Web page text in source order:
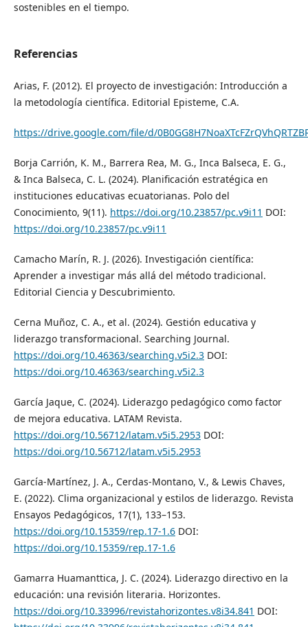
sostenibles en el tiempo.
Referencias
Arias, F. (2012). El proyecto de investigación: Introducción a
la metodología científica. Editorial Episteme, C.A.
https://drive.google.com/file/d/
Borja Carrión, K. M., Barrera Rea, M. G., Inca Balseca, E. G.,
& Inca Balseca, C. L. (2024). Planificación estratégica en
instituciones educativas ecuatorianas. Polo del
Conocimiento, 9(11). https://doi.org/10.23857/pc.v9i11 DOI:
https://doi.org/10.23857/pc.v9i11
Camacho Marín, R. J. (2026). Investigación científica:
Aprender a investigar más allá del método tradicional.
Editorial Ciencia y Descubrimiento.
Cerna Muñoz, C. A., et al. (2024). Gestión educativa y
liderazgo transformacional. Searching Journal.
https://doi.org/10.46363/searching.v5i2.3DOI:
https://doi.org/10.46363/searching.v5i2.3
García Jaque, C. (2024). Liderazgo pedagógico como factor
de mejora educativa. LATAM Revista.
https://doi.org/10.56712/latam.v5i5.2953DOI:
https://doi.org/10.56712/latam.v5i5.2953
García-Martínez, J. A., Cerdas-Montano, V., & Lewis Chaves,
E. (2022). Clima organizacional y estilos de liderazgo. Revista
Ensayos Pedagógicos, 17(1), 133–153.
https://doi.org/10.15359/rep.17-1.6DOI:
https://doi.org/10.15359/rep.17-1.6
Gamarra Huamanttica, J. C. (2024). Liderazgo directivo en la
educación: una revisión literaria. Horizontes.
https://doi.org/10.33996/revistahorizontes.v8i34.841 DOI: